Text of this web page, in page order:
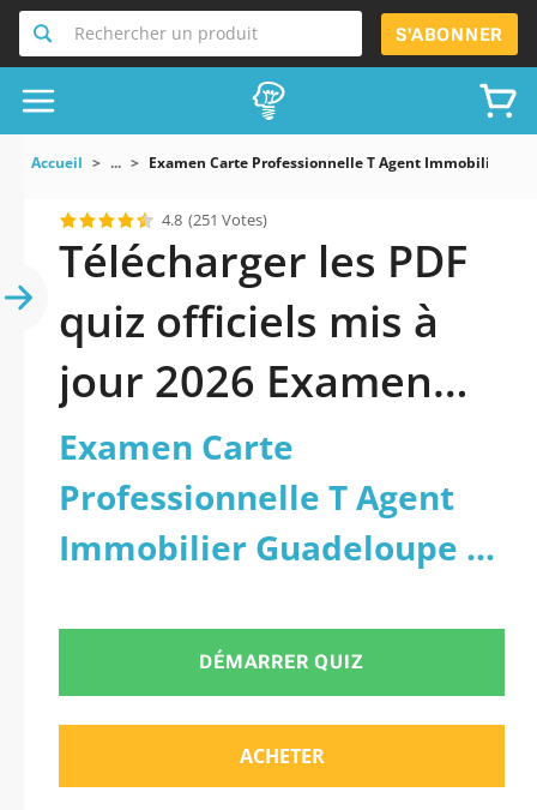
Rechercher un produit S'ABONNER
Accueil ... Examen Carte Professionnelle T Agent Immobilier
4.8 (251 Votes)
Télécharger les PDF
quiz officiels mis à
jour 2026 Examen
Carte
Professionnelle T
Agent Immobilier
Guadeloupe.
Examen Carte
Professionnelle T Agent
Immobilier Guadeloupe -
DÉMARRER QUIZ
ACHETER